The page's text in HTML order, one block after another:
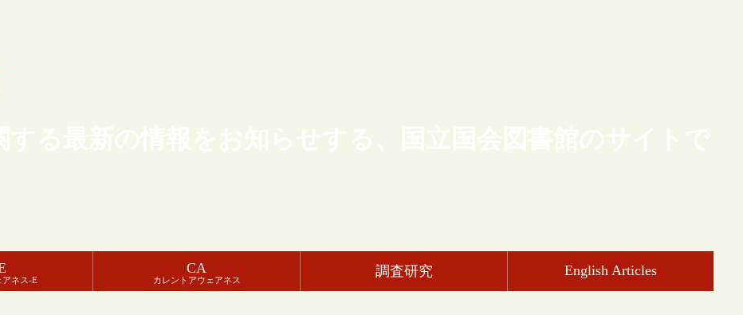
する最新の情報をお知らせする、国立国会図書館のサイトで
アネス-E
CA
カレントアウェアネス
調査研究 English Articles